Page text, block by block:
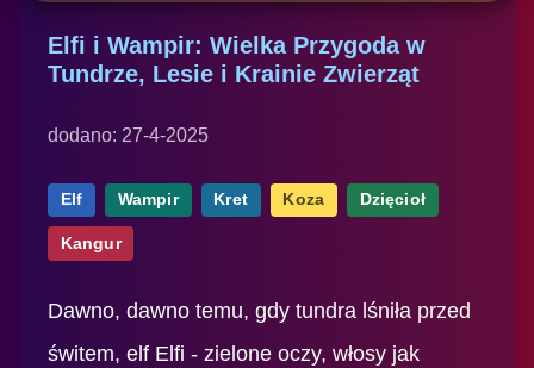
Elfi i Wampir: Wielka Przygoda w
Tundrze, Lesie i Krainie Zwierząt
dodano: 27-4-2025
Elf Wampir Kret Koza Dzięcioł
Kangur
Dawno, dawno temu, gdy tundra lśniła przed
świtem, elf Elfi - zielone oczy, włosy jak